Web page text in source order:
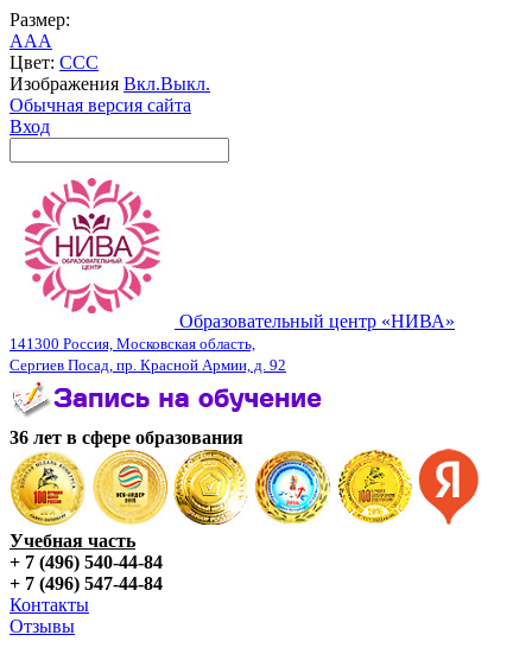
Размер:
AAA
Цвет: CCC
Изображения Вкл.Выкл.
Обычная версия сайта
Вход
Образовательный центр «НИВА»
141300 Россия, Московская область,
Сергиев Посад, пр. Красной Армии, д. 92
36 лет в сфере образования
Учебная часть
+ 7 (496) 540-44-84
+ 7 (496) 547-44-84
Контакты
Отзывы